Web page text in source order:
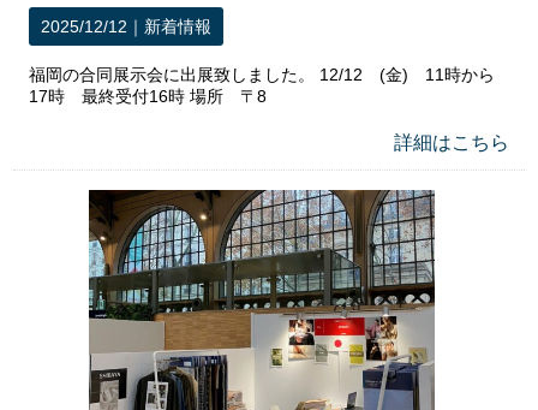
2025/12/12｜ 新着情報
福岡の合同展示会に出展致しました。 12/12 (金) 11時から
17時 最終受付16時 場所 〒8
詳細はこちら